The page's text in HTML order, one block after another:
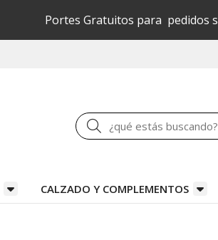
Portes Gratuitos para pedidos
Buscar
CALZADO Y COMPLEMENTOS